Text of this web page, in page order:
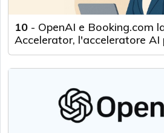
10 - OpenAI e Booking.com
Accelerator, l'acceleratore AI